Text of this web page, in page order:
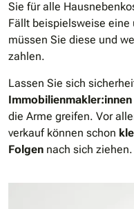
Sie für alle
Fällt beispielsweise eine
müssen Sie diese und
zahlen.
Lassen Sie sich
die Arme greifen. Vor
verkauf können schon
Folgen nach sich ziehen.